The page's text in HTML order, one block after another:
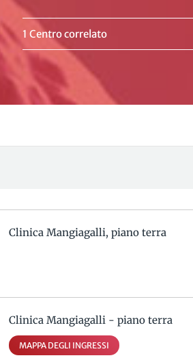
1 Centro correlato
Clinica Mangiagalli, piano terra
Clinica Mangiagalli - piano terra
MAPPA DEGLI INGRESSI